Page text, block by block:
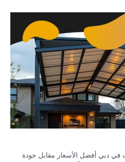
في دبي أفضل الأسعار مقابل جودة